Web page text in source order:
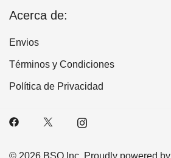
Acerca de:
Envios
Términos y Condiciones
Política de Privacidad
© 2026 BSQ Inc. Proudly powered by